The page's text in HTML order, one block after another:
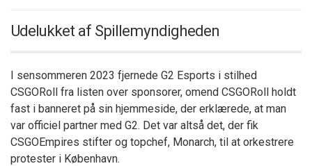
Udelukket af Spillemyndigheden
I sensommeren 2023 fjernede G2 Esports i stilhed
CSGORoll fra listen over sponsorer, omend CSGORoll holdt
fast i banneret på sin hjemmeside, der erklærede, at man
var officiel partner med G2. Det var altså det, der fik
CSGOEmpires stifter og topchef, Monarch, til at orkestrere
protester i København.